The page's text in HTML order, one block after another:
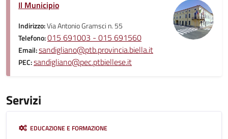
Il Municipio
Indirizzo:Via Antonio Gramsci n. 55
Telefono:015 691003 - 015 691560
Email:sandigliano@ptb.provincia.biella.it
PEC:sandigliano@pec.ptbiellese.it
Servizi
EDUCAZIONE E FORMAZIONE